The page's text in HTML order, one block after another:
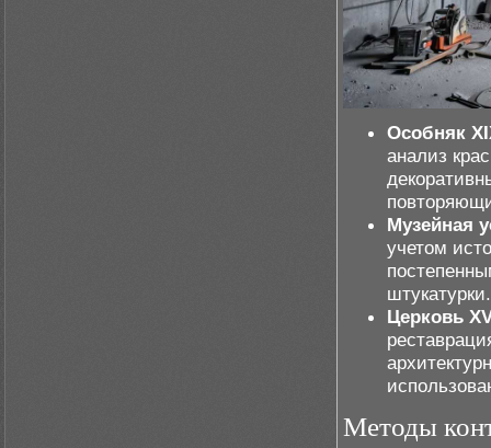
Особняк
анализ
Музейная
учетом
штукатурки.
Церковь
Методы